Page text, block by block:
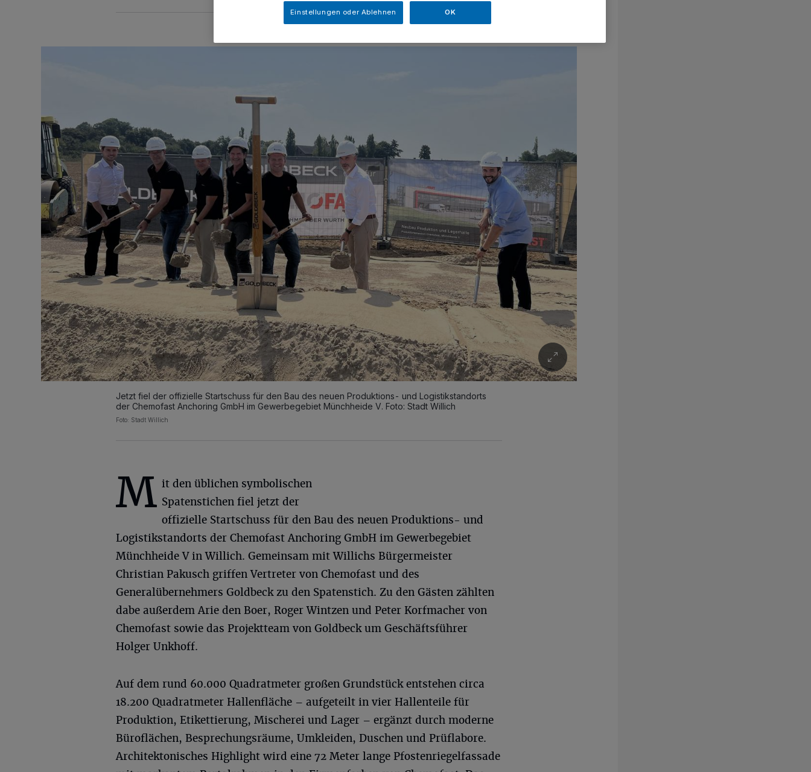
Jetzt fiel der offizielle Startschuss für den Bau des neuen Produktions- und Logistikstandorts
der Chemofast Anchoring GmbH im Gewerbegebiet Münchheide V. Foto: Stadt Willich
Foto: Stadt Willich
M it den üblichen symbolischen
Spatenstichen fiel jetzt der
offizielle Startschuss für den Bau des neuen Produktions- und
Logistikstandorts der Chemofast Anchoring GmbH im Gewerbegebiet
Münchheide V in Willich. Gemeinsam mit Willichs Bürgermeister
Christian Pakusch griffen Vertreter von Chemofast und des
Generalübernehmers Goldbeck zu den Spatenstich. Zu den Gästen zählten
dabe außerdem Arie den Boer, Roger Wintzen und Peter Korfmacher von
Chemofast sowie das Projektteam von Goldbeck um Geschäftsführer
Holger Unkhoff.
Auf dem rund 60.000 Quadratmeter großen Grundstück entstehen circa
18.200 Quadratmeter Hallenfläche – aufgeteilt in vier Hallenteile für
Produktion, Etikettierung, Mischerei und Lager – ergänzt durch moderne
Büroflächen, Besprechungsräume, Umkleiden, Duschen und Prüflabore.
Architektonisches Highlight wird eine 72 Meter lange Pfostenriegelfassade
Einstellungen oder Ablehnen OK